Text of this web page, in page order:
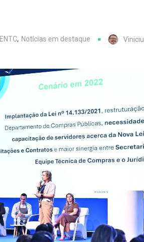
, Notícias em destaque